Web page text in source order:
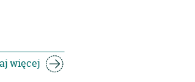
więcej